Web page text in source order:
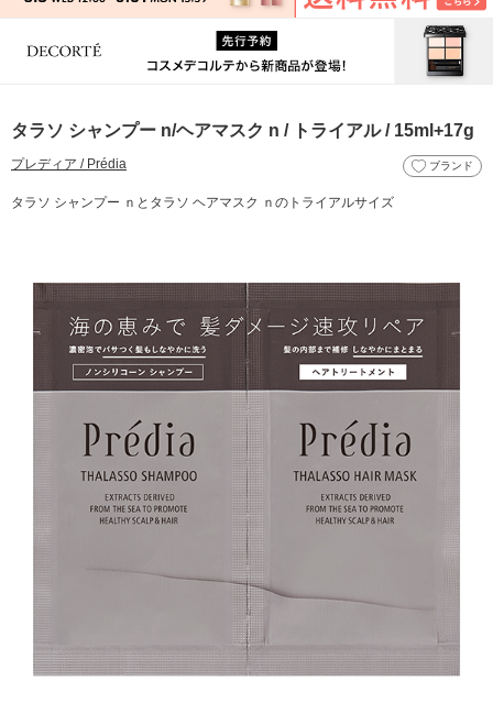
タラソ シャンプー n/ヘアマスク n / トライアル / 15ml+17g
プレディア / Prédia ブランド
タラソ シャンプー ｎとタラソ ヘアマスク ｎのトライアルサイズ